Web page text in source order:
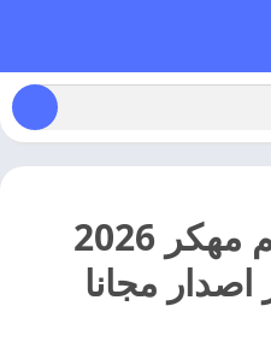
تحميل تطبيق بوتيم مهكر 2026